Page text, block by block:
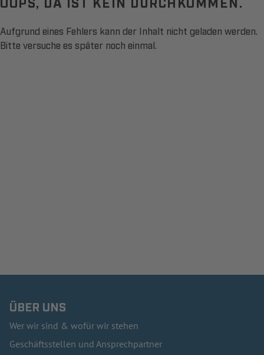
Aufgrund eines Fehlers kann der Inhalt nicht geladen werden.
Bitte versuche es später noch einmal.
ÜBER UNS
Wer wir sind & wofür wir stehen
Geschäftsstellen und Ansprechpartner